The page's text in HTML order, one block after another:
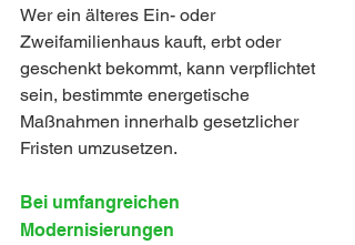
Wer ein älteres Ein- oder
Zweifamilienhaus kauft, erbt oder
geschenkt bekommt, kann verpflichtet
sein, bestimmte energetische
Maßnahmen innerhalb gesetzlicher
Fristen umzusetzen.
Bei umfangreichen
Modernisierungen